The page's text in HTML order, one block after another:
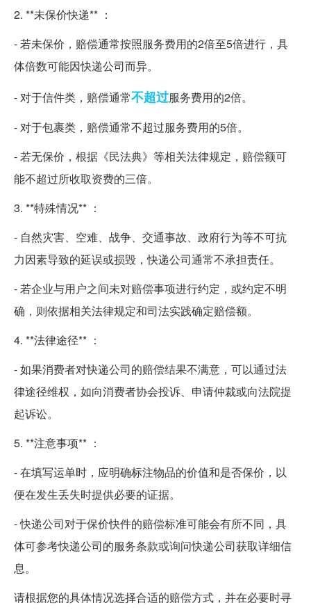
2. **未保价快递** ：
- 若未保价，赔偿通常按照服务费用的2倍至5倍进行，具
体倍数可能因快递公司而异。
- 对于信件类，赔偿通常不超过服务费用的2倍。
- 对于包裹类，赔偿通常不超过服务费用的5倍。
- 若无保价，根据《民法典》等相关法律规定，赔偿额可
能不超过所收取资费的三倍。
3. **特殊情况** ：
- 自然灾害、空难、战争、交通事故、政府行为等不可抗
力因素导致的延误或损毁，快递公司通常不承担责任。
- 若企业与用户之间未对赔偿事项进行约定，或约定不明
确，则依据相关法律规定和司法实践确定赔偿额。
4. **法律途径** ：
- 如果消费者对快递公司的赔偿结果不满意，可以通过法
律途径维权，如向消费者协会投诉、申请仲裁或向法院提
起诉讼。
5. **注意事项** ：
- 在填写运单时，应明确标注物品的价值和是否保价，以
便在发生丢失时提供必要的证据。
- 快递公司对于保价快件的赔偿标准可能会有所不同，具
体可参考快递公司的服务条款或询问快递公司获取详细信
息。
请根据您的具体情况选择合适的赔偿方式，并在必要时寻